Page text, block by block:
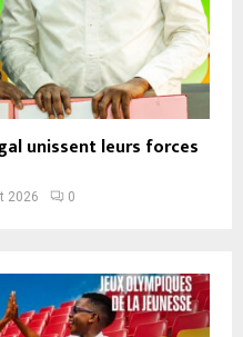
unissent leurs forces
2026 0